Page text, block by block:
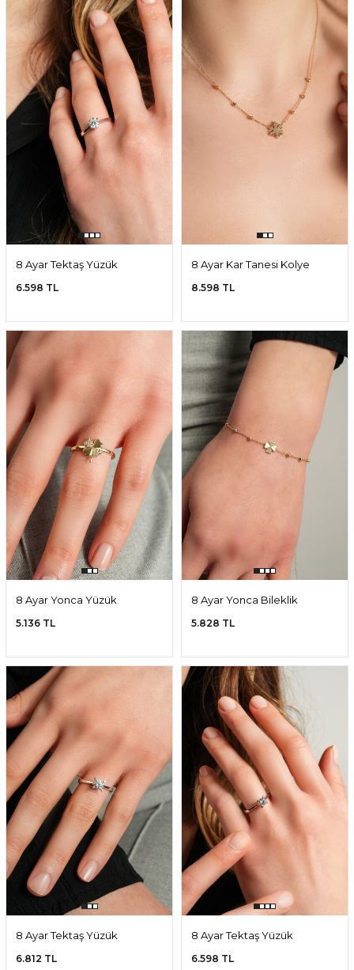
8 Ayar Tektaş Yüzük
6.598 TL
8 Ayar Kar Tanesi Kolye
8.598 TL
8 Ayar Yonca Yüzük
5.136 TL
8 Ayar Yonca Bileklik
5.828 TL
8 Ayar Tektaş Yüzük
6.812 TL
8 Ayar Tektaş Yüzük
6.598 TL